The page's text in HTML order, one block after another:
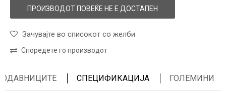
ПРОИЗВОДОТ ПОВЕЌЕ НЕ Е ДОСТАПЕН
Зачувајте во списокот со желби
Споредете го производот
СПЕЦИФИКАЦИЈА ГОЛЕМИНИ